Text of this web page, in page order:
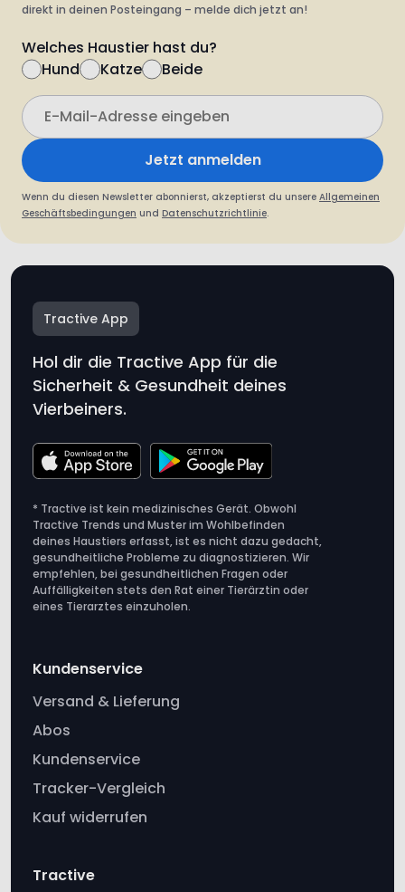
direkt in deinen Posteingang – melde dich jetzt an!
Welches Haustier hast du?
Hund
Katze Beide
Jetzt anmelden
Wenn du diesen Newsletter abonnierst, akzeptierst du unsere Allgemeinen
Geschäftsbedingungen und Datenschutzrichtlinie.
Tractive App
Hol dir die Tractive App für die
Sicherheit & Gesundheit deines
Vierbeiners.
* Tractive ist kein medizinisches Gerät. Obwohl
Tractive Trends und Muster im Wohlbefinden
deines Haustiers erfasst, ist es nicht dazu gedacht,
gesundheitliche Probleme zu diagnostizieren. Wir
empfehlen, bei gesundheitlichen Fragen oder
Auffälligkeiten stets den Rat einer Tierärztin oder
eines Tierarztes einzuholen.
Kundenservice
Versand & Lieferung
Abos
Kundenservice
Tracker-Vergleich
Kauf widerrufen
Tractive